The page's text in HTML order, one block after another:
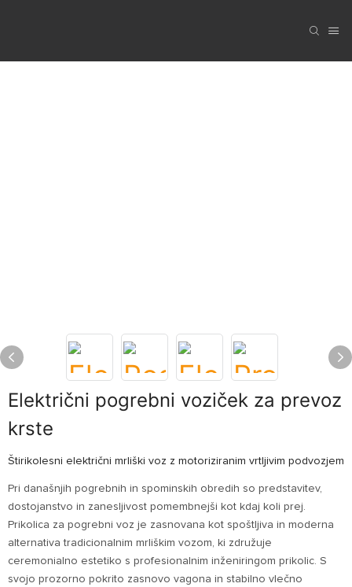
Električni pogrebni voziček za prevoz
krste
Štirikolesni električni mrliški voz z motoriziranim vrtljivim podvozjem
Pri današnjih pogrebnih in spominskih obredih so predstavitev,
dostojanstvo in zanesljivost pomembnejši kot kdaj koli prej.
Prikolica za pogrebni voz je zasnovana kot spoštljiva in moderna
alternativa tradicionalnim mrliškim vozom, ki združuje
ceremonialno estetiko s profesionalnim inženiringom prikolic. S
svojo prozorno pokrito zasnovo vagona in stabilno vlečno